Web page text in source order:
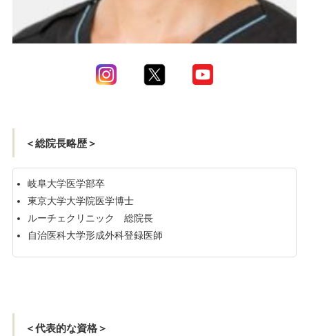
＜総院長略歴＞
岐阜大学医学部卒
東京大学大学院医学博士
ルーチェクリニック 総院長
自治医科大学形成外科登録医師
＜代表的な資格＞